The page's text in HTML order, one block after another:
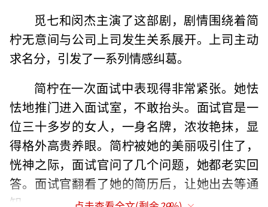
觅七和闵杰主演了这部剧，剧情围绕着简
柠无意间与公司上司发生关系展开。上司主动
求名分，引发了一系列情感纠葛。
简柠在一次面试中表现得非常紧张。她怯
怯地推门进入面试室，不敢抬头。面试官是一
位三十多岁的女人，一身名牌，浓妆艳抹，显
得格外高贵养眼。简柠被她的美丽吸引住了，
恍神之际，面试官问了几个问题，她都老实回
答。面试官翻看了她的简历后，让她出去等通
知。